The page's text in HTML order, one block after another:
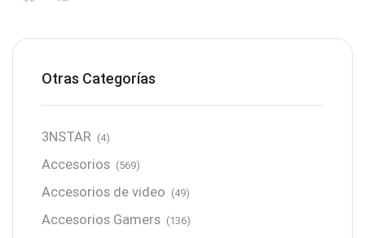
Otras Categorías
3NSTAR (4)
Accesorios (569)
Accesorios de video (49)
Accesorios Gamers (136)